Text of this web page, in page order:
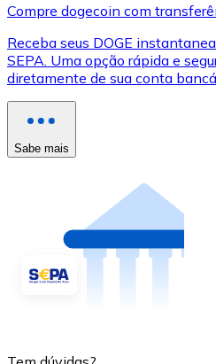
Compre dogecoin com
Receba seus DOGE
SEPA. Uma opção rápida e
diretamente de sua conta
Sabe mais